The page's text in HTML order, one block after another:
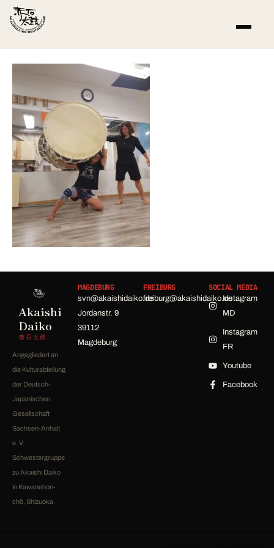
Akaishi
Daiko
赤石太鼓
Angegliedert an
die Kulturabteilung
der Deutsch-
Japanischen
Gesellschaft
Sachsen-Anhalt
e. V.
Schwestergruppe
zu Akaishi Daiko
in Kawanehon-
chō, Shizuoka.
MAGDEBURG
svn@akaishidaiko.de
Jordanstr. 9
39112
Magdeburg
FREIBURG
freiburg@akaishidaiko.de
SOCIAL MEDIA
Instagram
MD
Instagram
FR
Youtube
Facebook